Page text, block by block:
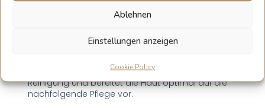
Ablehnen
Einstellungen anzeigen
Cookie Policy
Beschreibung und Gebrauchsanweisung
Gesichtswasser für empfindliche Haut,
feuchtigkeitsspendende Pflege, ist ein
Haut. Es entfernt letzte Rückstände nach der
Reinigung und bereitet die Haut optimal auf die
nachfolgende Pflege vor.